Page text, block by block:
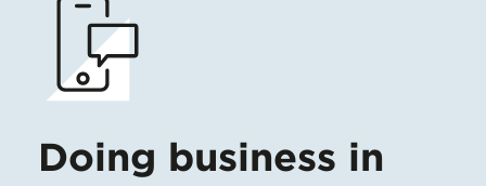
Doing business in